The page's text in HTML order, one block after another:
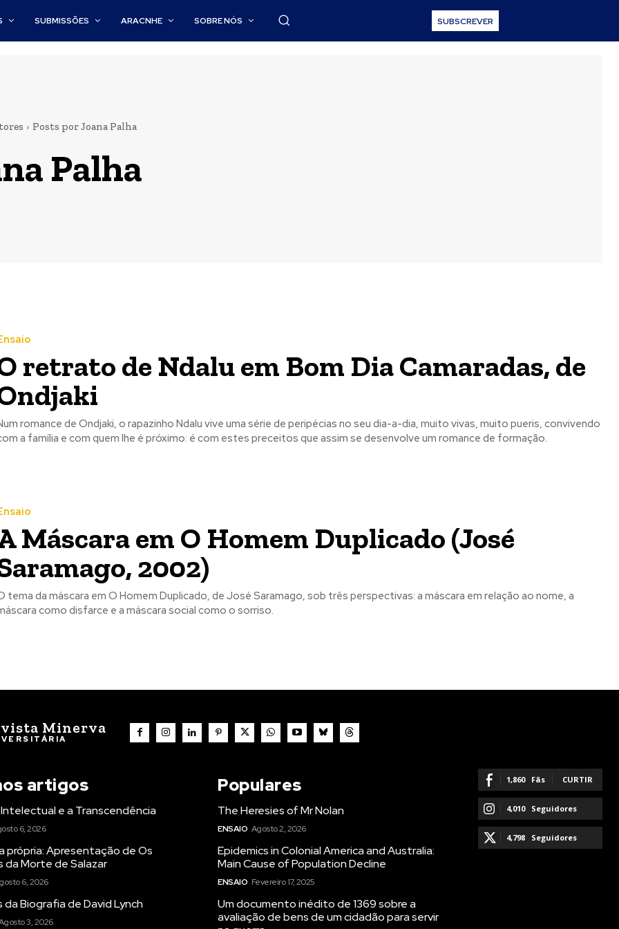
nossa lista de correio e receba mensalmente no seu email os artigos do mês
nossa lista de correio e receba mensalmente no seu email os artigos do mês
SUBMISSÕES ARACNHE SOBRE NÓS SUBSCREVER
Posts por Joana Palha
Palha
retrato de Ndalu em Bom Dia Camaradas, de
romance de Ondjaki, o rapazinho Ndalu vive uma série de peripécias no seu dia-a-dia, muito vivas, muito pueris, convivendo
a família e com quem lhe é próximo: é com estes preceitos que assim se desenvolve um romance de formação.
Máscara em O Homem Duplicado (José
2002)
tema da máscara em O Homem Duplicado, de José Saramago, sob três perspectivas: a máscara em relação ao nome, a
como disfarce e a máscara social como o sorriso.
Minerva
artigos
e a Transcendência
6, 2026
própria: Apresentação de Os
da Morte de Salazar
6, 2026
da Biografia de David Lynch
3, 2026
Populares
The Heresies of Mr Nolan
ENSAIO Agosto 2, 2026
Epidemics in Colonial America and Australia:
Main Cause of Population Decline
ENSAIO Fevereiro 17, 2025
Um documento inédito de 1369 sobre a
avaliação de bens de um cidadão para servir
1,860 Fãs CURTIR
4,010 Seguidores
SEGUIR
4,798 Seguidores